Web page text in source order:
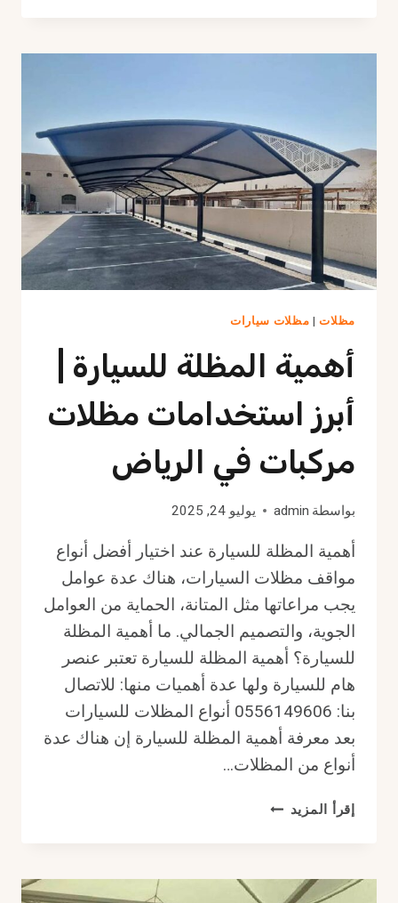
الرياض
مظلات| مظلات سيارات
أهمية المظلة للسيارة |
أبرز استخدامات مظلات
مركبات في الرياض
بواسطة admin يوليو 24, 2025
أهمية المظلة للسيارة عند اختيار أفضل أنواع
مواقف مظلات السيارات، هناك عدة عوامل
يجب مراعاتها مثل المتانة، الحماية من العوامل
الجوية، والتصميم الجمالي. ما أهمية المظلة
للسيارة؟ أهمية المظلة للسيارة تعتبر عنصر
هام للسيارة ولها عدة أهميات منها: للاتصال
بنا: 0556149606 أنواع المظلات للسيارات
بعد معرفة أهمية المظلة للسيارة إن هناك عدة
أنواع من المظلات…
إقرأ المزيد أهمية
أبرز